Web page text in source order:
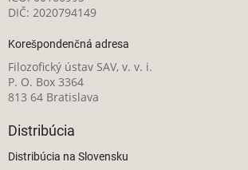
DIČ: 2020794149
Korešpondenčná adresa
Filozofický ústav SAV, v. v. i.
P. O. Box 3364
813 64 Bratislava
Distribúcia
Distribúcia na Slovensku